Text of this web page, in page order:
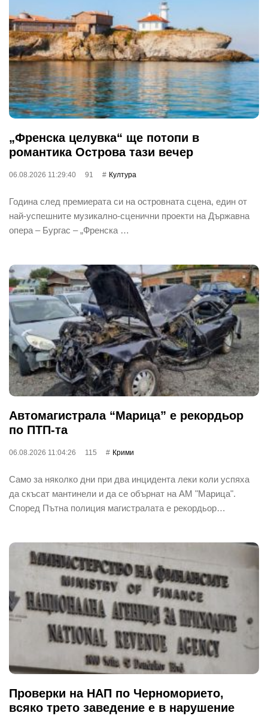
„Френска целувка“ ще потопи в
романтика Острова тази вечер
06.08.2026 11:29:40 91 Култура
Година след премиерата си на островната сцена, един от
най‐успешните музикално-сценични проекти на Държавна
опера – Бургас – „Френска …
Автомагистрала “Марица” е рекордьор
по ПТП-та
06.08.2026 11:04:26 115 Крими
Само за няколко дни при два инцидента леки коли успяха
да скъсат мантинели и да се обърнат на АМ "Марица".
Според Пътна полиция магистралата е рекордьор…
Проверки на НАП по Черноморието,
всяко трето заведение е в нарушение